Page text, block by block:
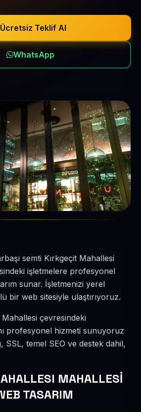
Ücretsiz Teklif Al
WhatsApp
semti Kırkgeçit Mahallesi
işletmelere profesyonel
sunar. İşletmenizi yerel
bir web sitesiyle ulaştırıyoruz.
çevresindeki
profesyonel hizmeti sunuyoruz
SSL, temel SEO ve destek dahil,
MAHALLESİ
TASARIM